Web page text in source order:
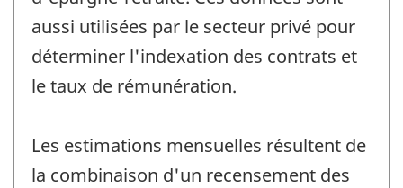
aussi utilisées par le secteur privé pour
déterminer l'indexation des contrats et
le taux de rémunération.
Les estimations mensuelles résultent de
la combinaison d'un recensement des